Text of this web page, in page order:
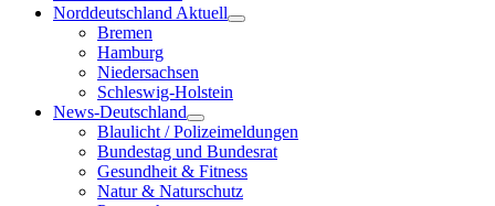
Norddeutschland Aktuell
Bremen
Hamburg
Niedersachsen
Schleswig-Holstein
News-Deutschland
Blaulicht / Polizeimeldungen
Bundestag und Bundesrat
Gesundheit & Fitness
Natur & Naturschutz